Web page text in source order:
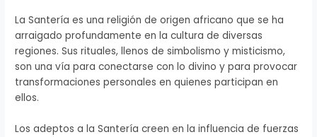
La Santería es una religión de origen africano que se ha
arraigado profundamente en la cultura de diversas
regiones. Sus rituales, llenos de simbolismo y misticismo,
son una vía para conectarse con lo divino y para provocar
transformaciones personales en quienes participan en
ellos.
Los adeptos a la Santería creen en la influencia de fuerzas